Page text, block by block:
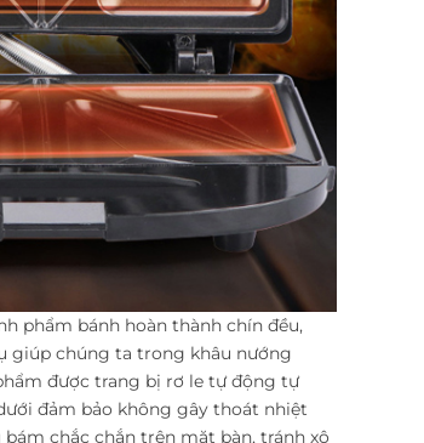
phẩm bánh hoàn thành chín đều,
giúp chúng ta trong khâu nướng
được trang bị rơ le tự động tự
đảm bảo không gây thoát nhiệt
chắc chắn trên mặt bàn, tránh xô